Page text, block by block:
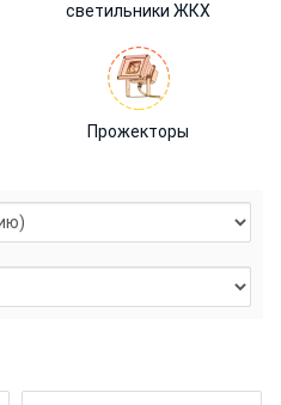
светильники ЖКХ
Прожекторы